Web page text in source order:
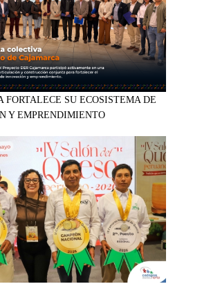
FORTALECE SU ECOSISTEMA DE
Y EMPRENDIMIENTO